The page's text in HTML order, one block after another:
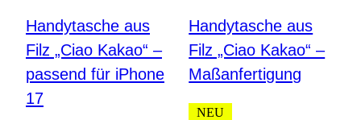
Handytasche aus
Filz „Ciao Kakao“ –
passend für iPhone
17
Handytasche aus
Filz „Ciao Kakao“ –
Maßanfertigung
NEU